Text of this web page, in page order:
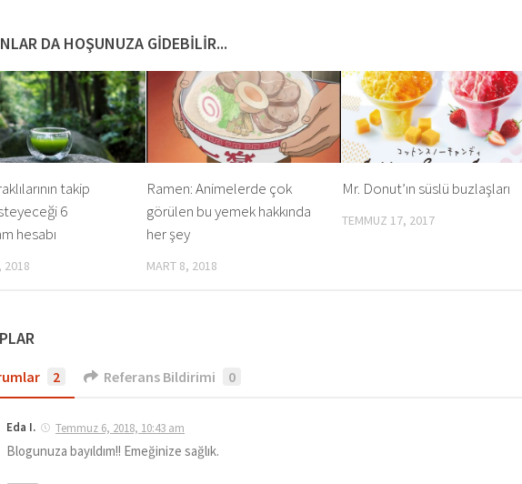
DA HOŞUNUZA GIDEBILIR...
takip
6
hesabı
2018
Ramen: Animelerde çok
görülen bu yemek hakkında
her şey
MART 8, 2018
Mr. Donut’ın süslü buzlaşları
TEMMUZ 17, 2017
2 Referans Bildirimi 0
Eda I. Temmuz 6, 2018, 10:43 am
Blogunuza bayıldım!! Emeğinize sağlık.